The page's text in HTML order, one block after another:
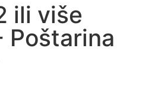
ili više
Poštarina